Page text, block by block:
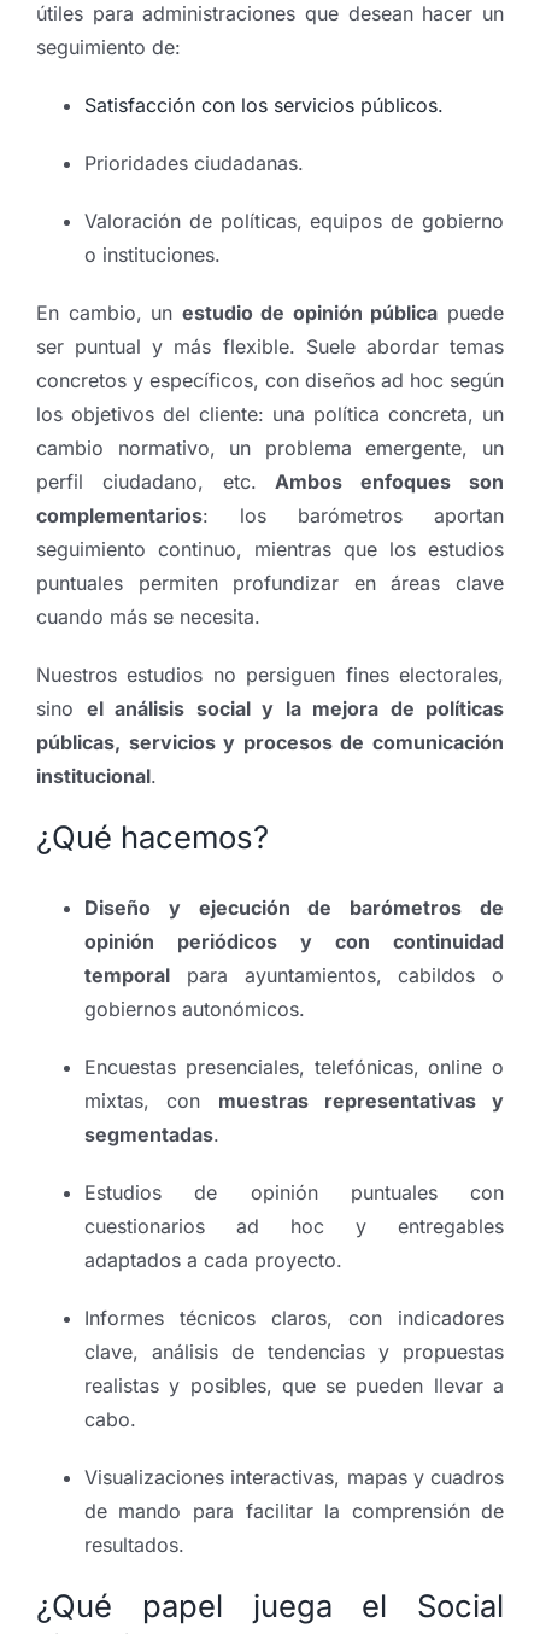
útiles para administraciones que desean hacer un
seguimiento de:
Satisfacción con los servicios públicos.
Prioridades ciudadanas.
Valoración de políticas, equipos de gobierno
o instituciones.
En cambio, un estudio de opinión pública puede
ser puntual y más flexible. Suele abordar temas
concretos y específicos, con diseños ad hoc según
los objetivos del cliente: una política concreta, un
cambio normativo, un problema emergente, un
perfil ciudadano, etc.Ambos enfoques son
complementarios: los barómetros aportan
seguimiento continuo, mientras que los estudios
puntuales permiten profundizar en áreas clave
cuando más se necesita.
Nuestros estudios no persiguen fines electorales,
sino el análisis social y la mejora de políticas
públicas, servicios y procesos de comunicación
institucional.
¿Qué hacemos?
Diseño y ejecución de barómetros de
opinión periódicos y con continuidad
temporalpara ayuntamientos, cabildos o
gobiernos autonómicos.
Encuestas presenciales, telefónicas, online o
mixtas, con muestras representativas y
segmentadas.
Estudios de opinión puntuales con
cuestionarios ad hoc y entregables
adaptados a cada proyecto.
Informes técnicos claros, con indicadores
clave, análisis de tendencias y propuestas
realistas y posibles, que se pueden llevar a
cabo.
Visualizaciones interactivas, mapas y cuadros
de mando para facilitar la comprensión de
resultados.
¿Qué papel juega el Social